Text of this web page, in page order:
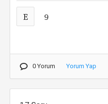
E 9
0 Yorum Yorum Yap